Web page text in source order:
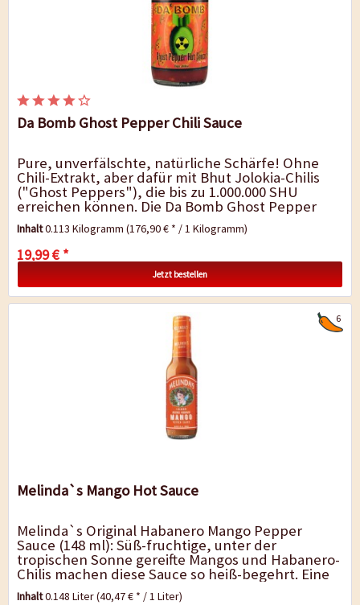
Da Bomb Ghost Pepper Chili Sauce
Pure, unverfälschte, natürliche Schärfe! Ohne
Chili-Extrakt, aber dafür mit Bhut Jolokia-Chilis
("Ghost Peppers"), die bis zu 1.000.000 SHU
erreichen können. Die Da Bomb Ghost Pepper
Chili Sauce ist mit ihren...
Inhalt0.113 Kilogramm(176,90 € * / 1 Kilogramm)
19,99 € *
Jetzt bestellen
6
Melinda`s Mango Hot Sauce
Melinda`s Original Habanero Mango Pepper
Sauce (148 ml): Süß-fruchtige, unter der
tropischen Sonne gereifte Mangos und Habanero-
Chilis machen diese Sauce so heiß-begehrt. Eine
milde Schärfe und die volle...
Inhalt0.148 Liter(40,47 € * / 1 Liter)